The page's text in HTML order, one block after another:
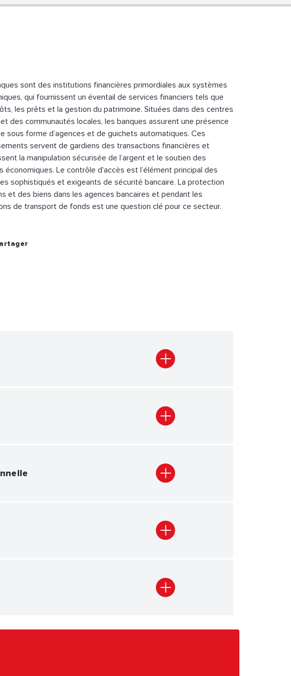
sont des institutions financières primordiales aux systèmes
qui fournissent un éventail de services financiers tels que
les prêts et la gestion du patrimoine. Situées dans des centres
des communautés locales, les banques assurent une présence
sous forme d’agences et de guichets automatiques. Ces
servent de gardiens des transactions financières et
la manipulation sécurisée de l’argent et le soutien des
économiques. Le contrôle d'accès est l’élément principal des
sophistiqués et exigeants de sécurité bancaire. La protection
et des biens dans les agences bancaires et pendant les
de transport de fonds est une question clé pour ce secteur.